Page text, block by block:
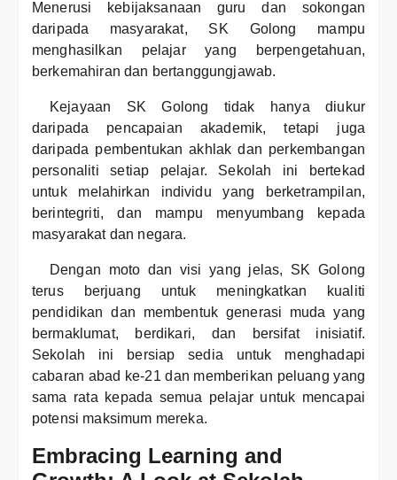
Menerusi kebijaksanaan guru dan sokongan
daripada masyarakat, SK Golong mampu
menghasilkan pelajar yang berpengetahuan,
berkemahiran dan bertanggungjawab.
Kejayaan SK Golong tidak hanya diukur
daripada pencapaian akademik, tetapi juga
daripada pembentukan akhlak dan perkembangan
personaliti setiap pelajar. Sekolah ini bertekad
untuk melahirkan individu yang berketrampilan,
berintegriti, dan mampu menyumbang kepada
masyarakat dan negara.
Dengan moto dan visi yang jelas, SK Golong
terus berjuang untuk meningkatkan kualiti
pendidikan dan membentuk generasi muda yang
bermaklumat, berdikari, dan bersifat inisiatif.
Sekolah ini bersiap sedia untuk menghadapi
cabaran abad ke-21 dan memberikan peluang yang
sama rata kepada semua pelajar untuk mencapai
potensi maksimum mereka.
Embracing Learning and